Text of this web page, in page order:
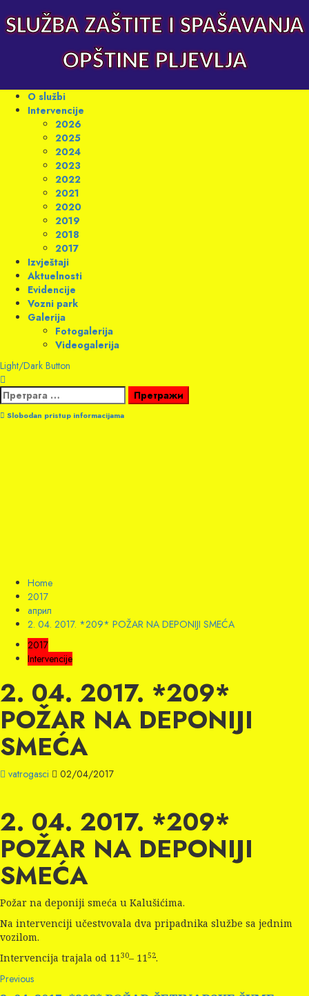
to
content
SLUŽBA ZAŠTITE I SPAŠAVANJA
OPŠTINE PLJEVLJA
Primary
Menu
O službi
Intervencije
2026
2025
2024
2023
2022
2021
2020
2019
2018
2017
Izvještaji
Aktuelnosti
Evidencije
Vozni park
Galerija
Fotogalerija
Videogalerija
Light/Dark Button
Претрага
за:
Slobodan pristup informacijama
Home
2017
април
2. 04. 2017. *209* POŽAR NA DEPONIJI SMEĆA
2017
Intervencije
2. 04. 2017. *209*
POŽAR NA DEPONIJI
SMEĆA
vatrogasci 02/04/2017
2. 04. 2017. *209*
POŽAR NA DEPONIJI
SMEĆA
Požar na deponiji smeća u Kalušićima.
Na intervenciji učestvovala dva pripadnika službe sa jednim
vozilom.
Intervencija trajala od 1130– 1152.
Continue
PreviousPrevious
post: